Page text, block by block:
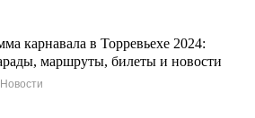
карнавала в Торревьехе 2024:
маршруты, билеты и новости